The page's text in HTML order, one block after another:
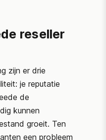
reseller
zijn er drie
je reputatie
de
kunnen
groeit. Ten
een probleem